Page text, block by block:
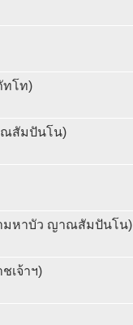
ทโท)
ณสัมปันโน)
ามหาบัว ญาณสัมปันโน)
เจ้าฯ)